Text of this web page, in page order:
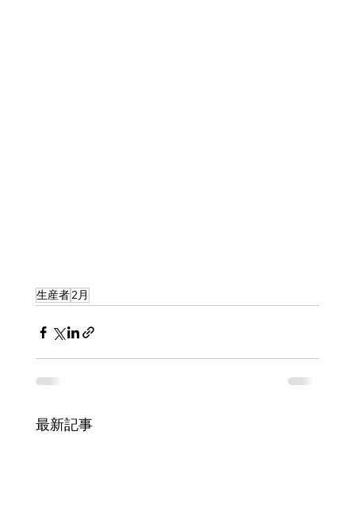
生産者2月
最新記事